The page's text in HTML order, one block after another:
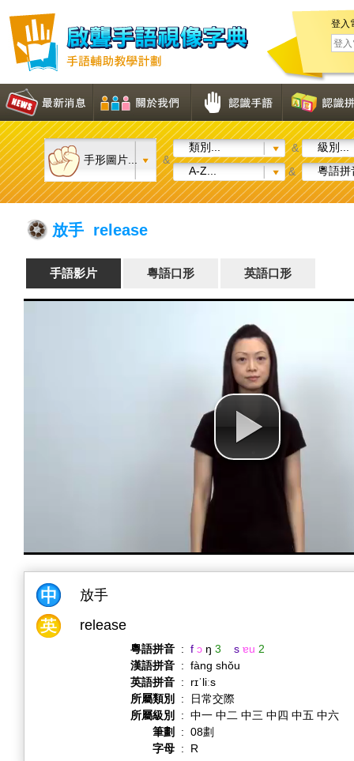
登入
手形圖片... &
類別... &
級別...
A-Z...
& 粵語拼
放手 release
手語影片 粵語口形 英語口形
放手
release
粵語拼音 : f ɔ ŋ 3 s ɐu 2
漢語拼音 : fàng shǒu
英語拼音 :
rɪˈliːs
所屬類別
:
日常交際
所屬級別
: 中一 中二 中三 中四 中五 中六
筆劃
: 08劃
字母 : R